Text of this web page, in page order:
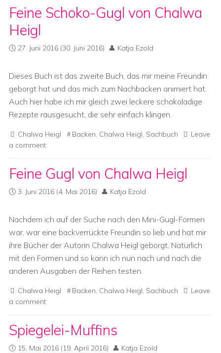
Feine Schoko-Gugl von Chalwa
Heigl
27. Juni 2016 (30. Juni 2016) Katja Ezold
Dieses Buch ist das zweite Buch, das mir meine Freundin
geborgt hat und das mich zum Nachbacken animiert hat.
Auch hier habe ich mir gleich zwei leckere schokoladige
Rezepte rausgesucht, die sehr einfach klingen.
Chalwa Heigl Backen, Chalwa Heigl, Sachbuch
Leave
a comment
Feine Gugl von Chalwa Heigl
3. Juni 2016 (4. Mai 2016) Katja Ezold
Nachdem ich auf der Suche nach den Mini-Gugl-Formen
war, war eine backverrückte Freundin so lieb und hat mir
ihre Bücher der Autorin Chalwa Heigl geborgt. Natürlich
mit den Formen und so kann ich nun nach und nach die
anderen Ausgaben der Reihen testen.
Chalwa Heigl Backen, Chalwa Heigl, Sachbuch
Leave
a comment
Spiegelei-Muffins
15. Mai 2016 (19. April 2016) Katja Ezold